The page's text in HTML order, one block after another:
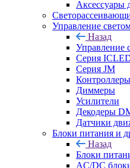
Аксессуары
Управление
Назад
Управление
Серия
Серия JM
Контроллеры
Диммеры
Усилители
Декодеры
Датчики
Блоки питания и
Назад
Блоки
AC/DC